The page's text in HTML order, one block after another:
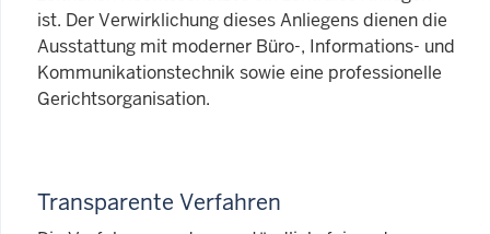
ist. Der Verwirklichung dieses Anliegens dienen die
Ausstattung mit moderner Büro-, Informations- und
Kommunikationstechnik sowie eine professionelle
Gerichtsorganisation.
Transparente Verfahren